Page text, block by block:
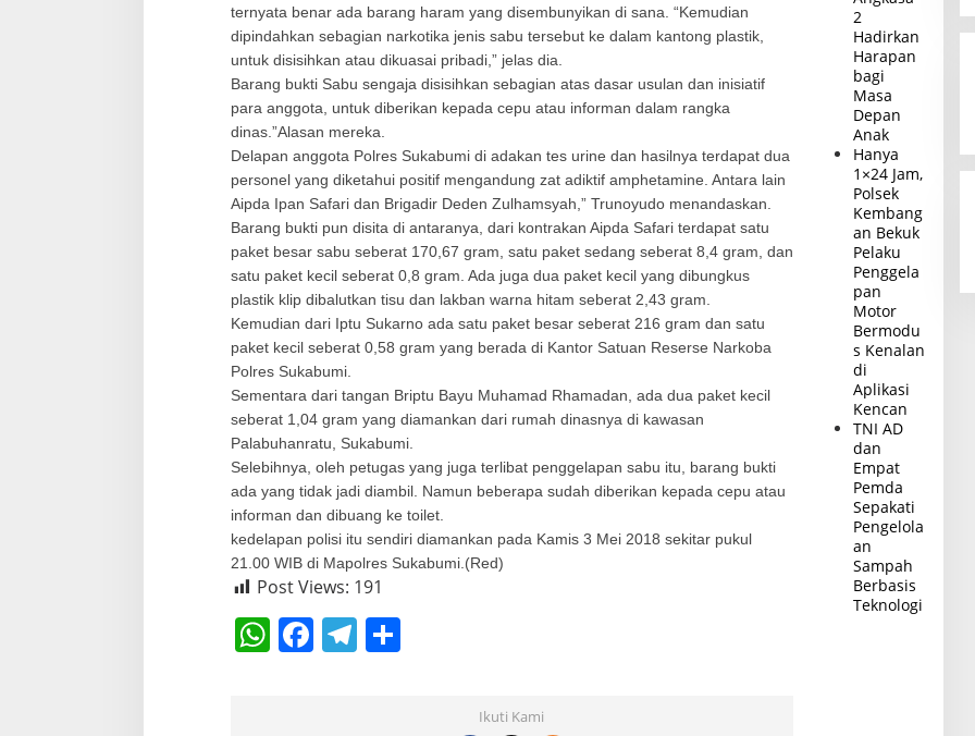
u
k
a
b
u
m
i
ternyata benar ada barang haram yang disembunyikan di sana. “Kemudian
dipindahkan sebagian narkotika jenis sabu tersebut ke dalam kantong plastik,
untuk disisihkan atau dikuasai pribadi,” jelas dia.
Barang bukti Sabu sengaja disisihkan sebagian atas dasar usulan dan inisiatif
para anggota, untuk diberikan kepada cepu atau informan dalam rangka
dinas.”Alasan mereka.
Delapan anggota Polres Sukabumi di adakan tes urine dan hasilnya terdapat dua
personel yang diketahui positif mengandung zat adiktif amphetamine. Antara lain
Aipda Ipan Safari dan Brigadir Deden Zulhamsyah,” Trunoyudo menandaskan.
Barang bukti pun disita di antaranya, dari kontrakan Aipda Safari terdapat satu
paket besar sabu seberat 170,67 gram, satu paket sedang seberat 8,4 gram, dan
satu paket kecil seberat 0,8 gram. Ada juga dua paket kecil yang dibungkus
plastik klip dibalutkan tisu dan lakban warna hitam seberat 2,43 gram.
Kemudian dari Iptu Sukarno ada satu paket besar seberat 216 gram dan satu
paket kecil seberat 0,58 gram yang berada di Kantor Satuan Reserse Narkoba
Polres Sukabumi.
Sementara dari tangan Briptu Bayu Muhamad Rhamadan, ada dua paket kecil
seberat 1,04 gram yang diamankan dari rumah dinasnya di kawasan
Palabuhanratu, Sukabumi.
Selebihnya, oleh petugas yang juga terlibat penggelapan sabu itu, barang bukti
ada yang tidak jadi diambil. Namun beberapa sudah diberikan kepada cepu atau
informan dan dibuang ke toilet.
kedelapan polisi itu sendiri diamankan pada Kamis 3 Mei 2018 sekitar pukul
21.00 WIB di Mapolres Sukabumi.(Red)
Post Views: 191
W F T S
Ikuti Kami
2
Hadirkan
Harapan
bagi
Masa
Depan
Anak
Hanya
1×24 Jam,
Polsek
Kembang
an Bekuk
Pelaku
Penggela
pan
Motor
Bermodu
s Kenalan
di
Aplikasi
Kencan
TNI AD
dan
Empat
Pemda
Sepakati
Pengelola
an
Sampah
Berbasis
Teknologi